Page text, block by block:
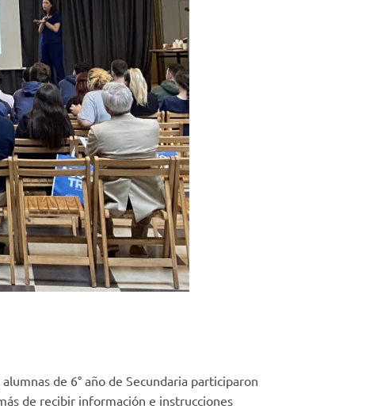
de 6° año de Secundaria participaron
de recibir información e instrucciones